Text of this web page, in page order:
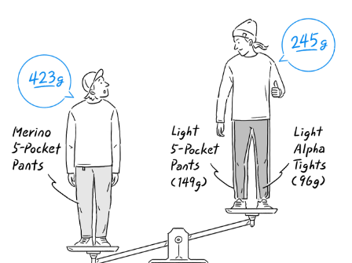
ると暖かいが、動くと通気して、まるで何も履いて
面白いと思ったが、当初は山と道の道具として形に
するには、少し魅力が乏しいようにも感じてい
た。ウルトラライトを標榜し、1gでも軽くするこ
とが山での快適さにつながることを知っている自
分にとって、この道具を山に持っていく価値はある
だろうかと感じていたのだ。
しかし、僕以外に製品をテストしてくれた仲間や山